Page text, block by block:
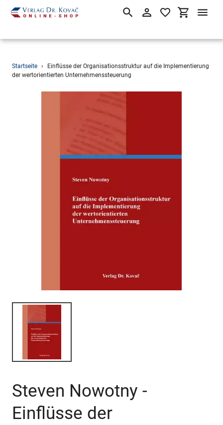
Direkt
zum
SuchenEinloggen
Startseite ›
Einflüsse der Organisationsstruktur auf die Implementierung
der wertorientierten Unternehmenssteuerung
Steven Nowotny -
Einflüsse der